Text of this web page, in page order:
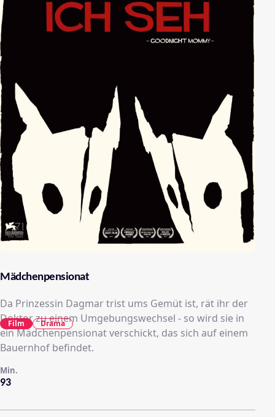
Mädchenpensionat
Da Prinzessin Dagmar trist ums Gemüt ist, rät ihr der
Doktor zu einem Umgebungswechsel - so wird sie in
ein Mädchenpensionat verschickt, das sich auf einem
Bauernhof befindet.
93
Min.
Film Drama